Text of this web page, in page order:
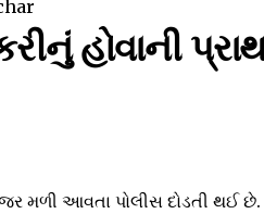
હોવાની
મળી આવતા પોલીસ દોડતી થઈ